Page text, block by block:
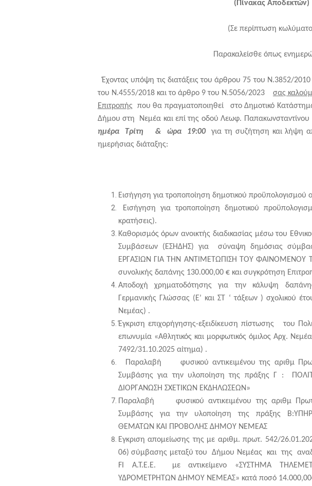
(Πίνακας Αποδεκτών)
(Σε περίπτωση
Παρακαλείσθε όπως
Έχοντας υπόψη τις διατάξεις του άρθρου 75 του Ν.3852/
του N.4555/2018 και το άρθρο 9 του Ν.5056/2023 σας
Επιτροπής που θα πραγματοποιηθεί στο Δημοτικό
Δήμου στη Νεμέα και επί της οδού Λεωφ.
ημέρα Τρίτη & ώρα 19:00για τη συζήτηση και
ημερήσιας διάταξης:
Εισήγηση για τροποποίηση δημοτικού προϋπολογισμού
Εισήγηση για τροποποίηση δημοτικού
κρατήσεις).
Καθορισμός όρων ανοικτής διαδικασίας μέσω του
Συμβάσεων (ΕΣΗΔΗΣ) για σύναψη δημόσιας
ΕΡΓΑΣΙΩΝ ΓΙΑ ΤΗΝ ΑΝΤΙΜΕΤΩΠΙΣΗ ΤΟΥ ΦΑΙΝΟΜΕΝΟΥ
συνολικής δαπάνης 130.000,00 € και συγκρότηση
Αποδοχή χρηματοδότησης για την κάλυψη
Γερμανικής Γλώσσας (Ε’ και ΣΤ ‘ τάξεων ) σχολικού
Νεμέας) .
Έγκριση επιχορήγησης-εξειδίκευση πίστωσης του
επωνυμία «Αθλητικός και μορφωτικός όμιλος Αρχ.
7492/31.10.2025 αίτημα) .
Παραλαβή φυσικού αντικειμένου της αριθμ
Συμβάσης για την υλοποίηση της πράξης Γ :
ΔΙΟΡΓΑΝΩΣΗ ΣΧΕΤΙΚΩΝ ΕΚΔΗΛΩΣΕΩΝ»
Παραλαβή φυσικού αντικειμένου της αριθμ
Συμβάσης για την υλοποίηση της πράξης
ΘΕΜΑΤΩΝ ΚΑΙ ΠΡΟΒΟΛΗΣ ΔΗΜΟΥ ΝΕΜΕΑΣ
Εγκριση απομείωσης της με αριθμ. πρωτ. 542/
06) σύμβασης μεταξύ του Δήμου Νεμέας και της
FI Α.Τ.Ε.Ε. με αντικείμενο «ΣΥΣΤΗΜΑ
ΥΔΡΟΜΕΤΡΗΤΩΝ ΔΗΜΟΥ ΝΕΜΕΑΣ» κατά ποσό